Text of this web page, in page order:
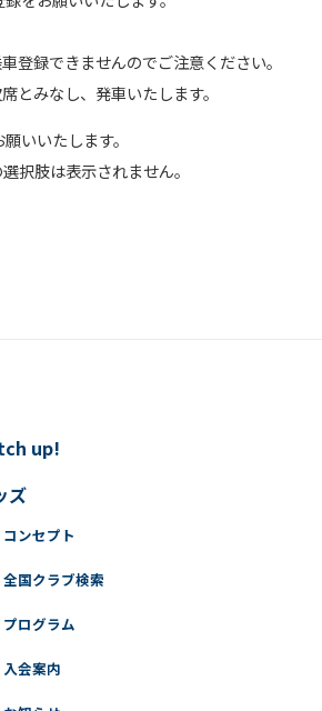
登録できませんのでご注意ください。
とみなし、発車いたします。
いいたします。
択肢は表示されません。
up!
ズ
コンセプト
全国クラブ検索
プログラム
入会案内